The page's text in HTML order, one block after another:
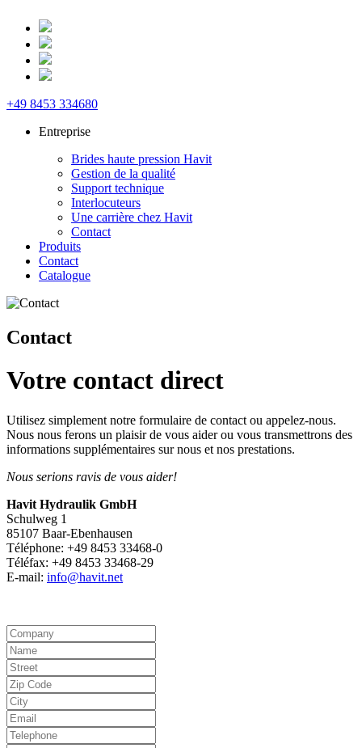
+49 8453 334680
Entreprise
Brides haute pression Havit
Gestion de la qualité
Support technique
Interlocuteurs
Une carrière chez Havit
Contact
Produits
Contact
Catalogue
Contact
Votre contact direct
Utilisez simplement notre formulaire de contact ou appelez-nous.
Nous nous ferons un plaisir de vous aider ou vous transmettrons des
informations supplémentaires sur nous et nos prestations.
Nous serions ravis de vous aider!
Havit Hydraulik GmbH
Schulweg 1
85107 Baar-Ebenhausen
Téléphone: +49 8453 33468-0
Téléfax: +49 8453 33468-29
E-mail: info@havit.net